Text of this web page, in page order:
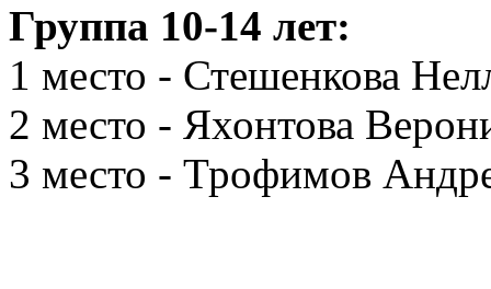
Группа 10-14 лет:
1 место - Стешенкова
2 место - Яхонтова
3 место - Трофимов